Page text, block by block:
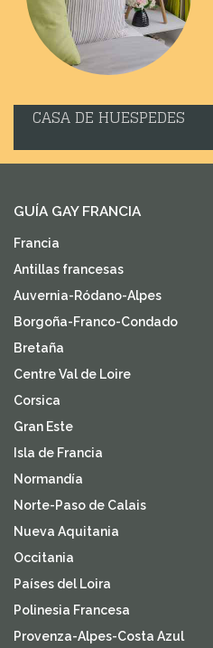
CASA DE HUESPEDES
GUÍA GAY FRANCIA
Francia
Antillas francesas
Auvernia-Ródano-Alpes
Borgoña-Franco-Condado
Bretaña
Centre Val de Loire
Corsica
Gran Este
Isla de Francia
Normandía
Norte-Paso de Calais
Nueva Aquitania
Occitania
Países del Loira
Polinesia Francesa
Provenza-Alpes-Costa Azul